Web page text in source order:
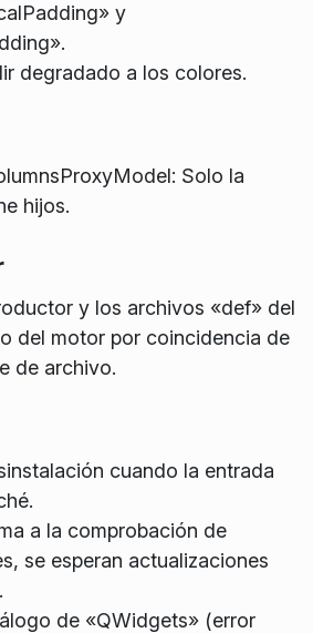
y
degradado a los colores.
Solo la
hijos.
y los archivos «def» del
del motor por coincidencia de
de archivo.
cuando la entrada
a la comprobación de
se esperan actualizaciones
de «QWidgets» (error